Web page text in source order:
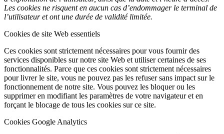
Les cookies ne risquent en aucun cas d’endommager le terminal de
l’utilisateur et ont une durée de validité limitée.
Cookies de site Web essentiels
Ces cookies sont strictement nécessaires pour vous fournir des
services disponibles sur notre site Web et utiliser certaines de ses
fonctionnalités. Parce que ces cookies sont strictement nécessaires
pour livrer le site, vous ne pouvez pas les refuser sans impact sur le
fonctionnement de notre site. Vous pouvez les bloquer ou les
supprimer en modifiant les paramètres de votre navigateur et en
forçant le blocage de tous les cookies sur ce site.
Cookies Google Analytics